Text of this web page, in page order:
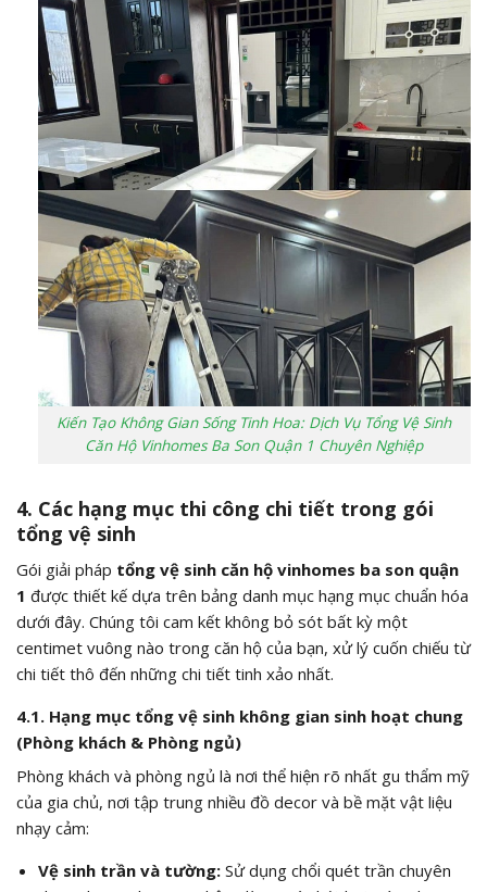
Kiến Tạo Không Gian Sống Tinh Hoa: Dịch Vụ Tổng Vệ Sinh
Căn Hộ Vinhomes Ba Son Quận 1 Chuyên Nghiệp
4. Các hạng mục thi công chi tiết trong gói
tổng vệ sinh
Gói giải pháp tổng vệ sinh căn hộ vinhomes ba son quận
1 được thiết kế dựa trên bảng danh mục hạng mục chuẩn hóa
dưới đây. Chúng tôi cam kết không bỏ sót bất kỳ một
centimet vuông nào trong căn hộ của bạn, xử lý cuốn chiếu từ
chi tiết thô đến những chi tiết tinh xảo nhất.
4.1. Hạng mục tổng vệ sinh không gian sinh hoạt chung
(Phòng khách & Phòng ngủ)
Phòng khách và phòng ngủ là nơi thể hiện rõ nhất gu thẩm mỹ
của gia chủ, nơi tập trung nhiều đồ decor và bề mặt vật liệu
nhạy cảm:
Vệ sinh trần và tường:Sử dụng chổi quét trần chuyên